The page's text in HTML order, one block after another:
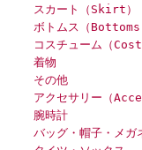
スカート（Skirt）
ボトムス（Bottoms
コスチューム（
着物
その他
アクセサリー（
腕時計
バッグ・帽子・メガ